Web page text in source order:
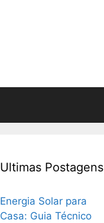
Ultimas Postagens
Energia Solar para
Casa: Guia Técnico